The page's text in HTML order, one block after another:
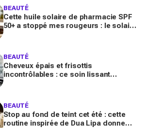
BEAUTÉ
Cette huile solaire de pharmacie SPF
50+ a stoppé mes rougeurs : le solaire
BEAUTÉ
Cheveux épais et frisottis
incontrôlables : ce soin lissant
BEAUTÉ
Stop au fond de teint cet été : cette
routine inspirée de Dua Lipa donne